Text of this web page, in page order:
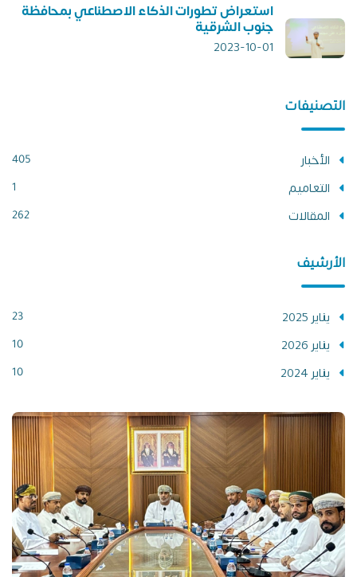
استعراض تطورات الذكاء الاصطناعي بمحافظة
جنوب الشرقية
2023-10-01
التصنيفات
الأخبار 405
التعاميم 1
المقالات 262
الأرشيف
يناير 2025 23
يناير 2026 10
يناير 2024 10